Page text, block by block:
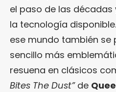
el paso de las
la tecnología
ese mundo también se
sencillo más
resuena en clásicos
Bites The Dust”de